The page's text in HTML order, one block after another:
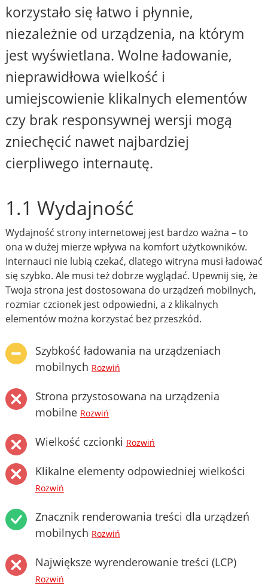
korzystało się łatwo i płynnie,
niezależnie od urządzenia, na którym
jest wyświetlana. Wolne ładowanie,
nieprawidłowa wielkość i
umiejscowienie klikalnych elementów
czy brak responsywnej wersji mogą
zniechęcić nawet najbardziej
cierpliwego internautę.
1.1 Wydajność
Wydajność strony internetowej jest bardzo ważna – to
ona w dużej mierze wpływa na komfort użytkowników.
Internauci nie lubią czekać, dlatego witryna musi ładować
się szybko. Ale musi też dobrze wyglądać. Upewnij się, że
Twoja strona jest dostosowana do urządzeń mobilnych,
rozmiar czcionek jest odpowiedni, a z klikalnych
elementów można korzystać bez przeszkód.
Szybkość ładowania na urządzeniach
mobilnych Rozwiń
Strona przystosowana na urządzenia
mobilne Rozwiń
Wielkość czcionki Rozwiń
Klikalne elementy odpowiedniej wielkości
Rozwiń
Znacznik renderowania treści dla urządzeń
mobilnych Rozwiń
Największe wyrenderowanie treści (LCP)
Rozwiń